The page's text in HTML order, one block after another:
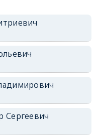
Сергеевич